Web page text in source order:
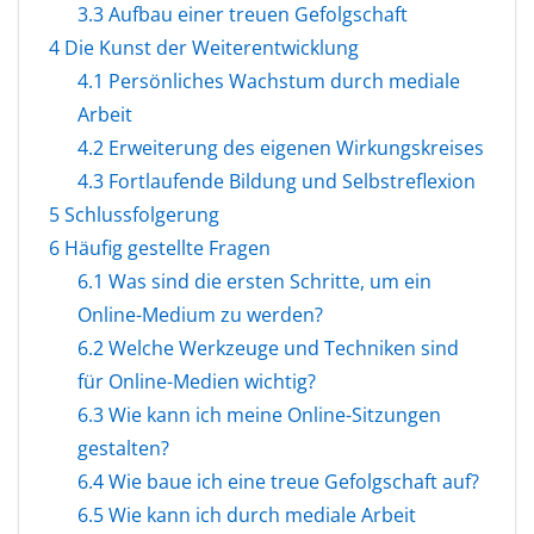
3.3Aufbau einer treuen Gefolgschaft
4 Die Kunst der Weiterentwicklung
4.1 Persönliches Wachstum durch mediale
Arbeit
4.2 Erweiterung des eigenen Wirkungskreises
4.3 Fortlaufende Bildung und Selbstreflexion
5Schlussfolgerung
6 Häufig gestellte Fragen
6.1 Was sind die ersten Schritte, um ein
Online-Medium zu werden?
6.2Welche Werkzeuge und Techniken sind
für Online-Medien wichtig?
6.3Wie kann ich meine Online-Sitzungen
gestalten?
6.4Wie baue ich eine treue Gefolgschaft auf?
6.5Wie kann ich durch mediale Arbeit